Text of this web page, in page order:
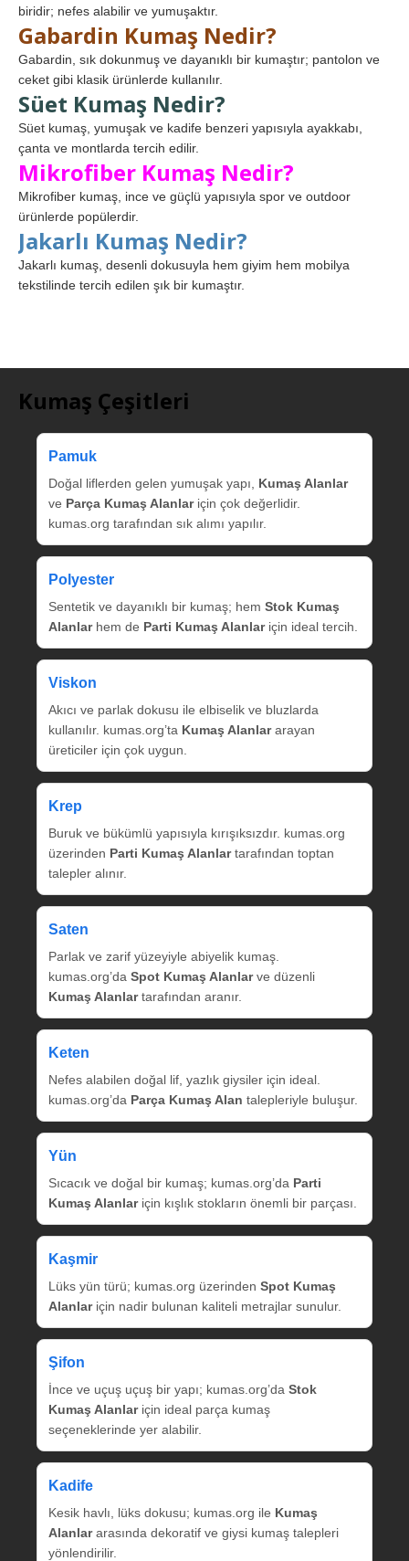
biridir; nefes alabilir ve yumuşaktır.
Gabardin Kumaş Nedir?
Gabardin, sık dokunmuş ve dayanıklı bir kumaştır; pantolon ve
ceket gibi klasik ürünlerde kullanılır.
Süet Kumaş Nedir?
Süet kumaş, yumuşak ve kadife benzeri yapısıyla ayakkabı,
çanta ve montlarda tercih edilir.
Mikrofiber Kumaş Nedir?
Mikrofiber kumaş, ince ve güçlü yapısıyla spor ve outdoor
ürünlerde popülerdir.
Jakarlı Kumaş Nedir?
Jakarlı kumaş, desenli dokusuyla hem giyim hem mobilya
tekstilinde tercih edilen şık bir kumaştır.
Kumaş Çeşitleri
Pamuk
Doğal liflerden gelen yumuşak yapı, Kumaş Alanlar
ve Parça Kumaş Alanlariçin çok değerlidir.
kumas.org tarafından sık alımı yapılır.
Polyester
Sentetik ve dayanıklı bir kumaş; hem Stok Kumaş
Alanlarhem de Parti Kumaş Alanlariçin ideal tercih.
Viskon
Akıcı ve parlak dokusu ile elbiselik ve bluzlarda
kullanılır. kumas.org’ta Kumaş Alanlararayan
üreticiler için çok uygun.
Krep
Buruk ve bükümlü yapısıyla kırışıksızdır. kumas.org
üzerinden Parti Kumaş Alanlartarafından toptan
talepler alınır.
Saten
Parlak ve zarif yüzeyiyle abiyelik kumaş.
kumas.org’da Spot Kumaş Alanlarve düzenli
Kumaş Alanlartarafından aranır.
Keten
Nefes alabilen doğal lif, yazlık giysiler için ideal.
kumas.org’da Parça Kumaş Alan talepleriyle buluşur.
Yün
Sıcacık ve doğal bir kumaş; kumas.org’da Parti
Kumaş Alanlariçin kışlık stokların önemli bir parçası.
Kaşmir
Lüks yün türü; kumas.org üzerinden Spot Kumaş
Alanlariçin nadir bulunan kaliteli metrajlar sunulur.
Şifon
İnce ve uçuş uçuş bir yapı; kumas.org’da Stok
Kumaş Alanlariçin ideal parça kumaş
seçeneklerinde yer alabilir.
Kadife
Kesik havlı, lüks dokusu; kumas.org ile Kumaş
Alanlararasında dekoratif ve giysi kumaş talepleri
yönlendirilir.